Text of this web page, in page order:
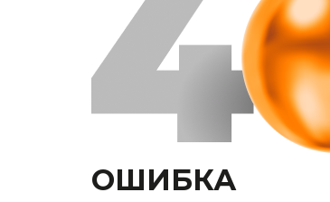
ОШИБКА